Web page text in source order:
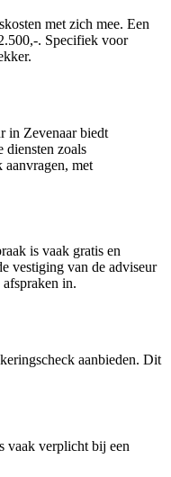
met zich mee. Een
. Specifiek voor
in Zevenaar biedt
diensten zoals
met
is vaak gratis en
vestiging van de adviseur
in.
aanbieden. Dit
vaak verplicht bij een